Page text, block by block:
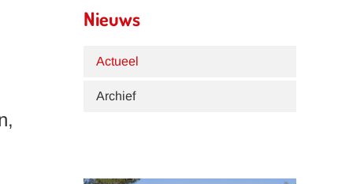
Nieuws
Actueel
Archief